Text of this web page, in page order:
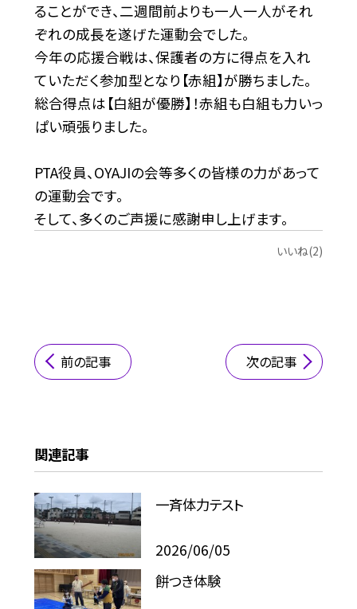
ることができ、二週間前よりも一人一人がそれ
ぞれの成長を遂げた運動会でした。
今年の応援合戦は、保護者の方に得点を入れ
ていただく参加型となり【赤組】が勝ちました。
総合得点は【白組が優勝】！赤組も白組も力いっ
ぱい頑張りました。
PTA役員、OYAJIの会等多くの皆様の力があって
の運動会です。
そして、多くのご声援に感謝申し上げます。
いいね(2)
前の記事 次の記事
関連記事
一斉体力テスト
2026/06/05
餅つき体験